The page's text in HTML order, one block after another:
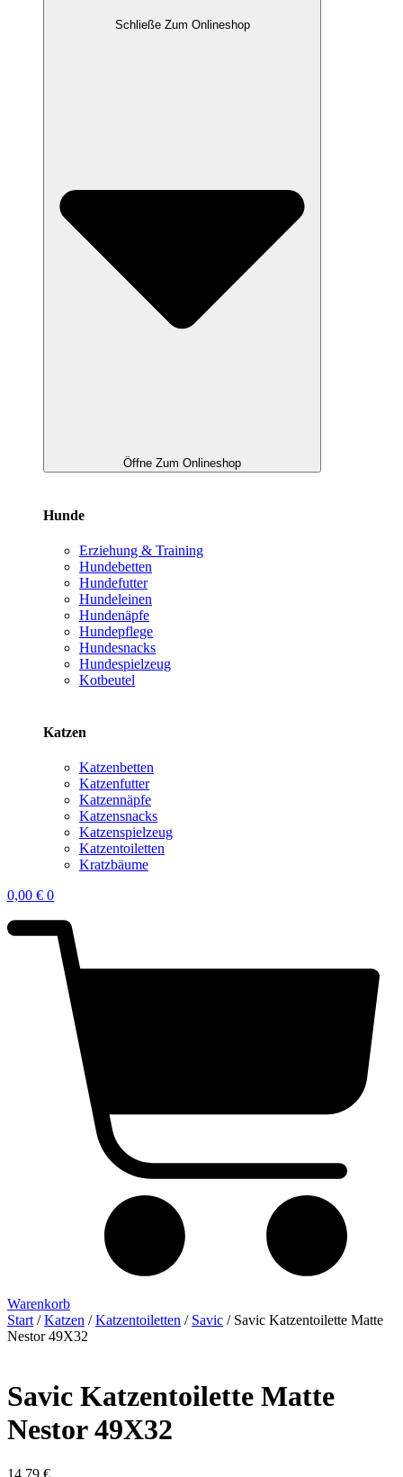
Schließe Zum Onlineshop
Öffne Zum Onlineshop
Hunde
Erziehung & Training
Hundebetten
Hundefutter
Hundeleinen
Hundenäpfe
Hundepflege
Hundesnacks
Hundespielzeug
Kotbeutel
Katzen
Katzenbetten
Katzenfutter
Katzennäpfe
Katzensnacks
Katzenspielzeug
Katzentoiletten
Kratzbäume
0,00 € 0
Warenkorb
Start /Katzen /Katzentoiletten / Savic / Savic Katzentoilette Matte
Nestor 49X32
Savic Katzentoilette Matte
Nestor 49X32
14,79 €